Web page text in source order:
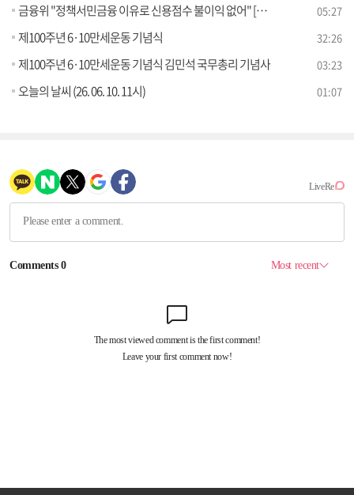
금융위 "정책서민금융 이유로 신용점수 불이익 없어" [정책 바로보기] 05:27
제100주년 6·10만세운동 기념식 32:26
제100주년 6·10만세운동 기념식 김민석 국무총리 기념사 03:23
오늘의 날씨 (26. 06. 10. 11시) 01:07